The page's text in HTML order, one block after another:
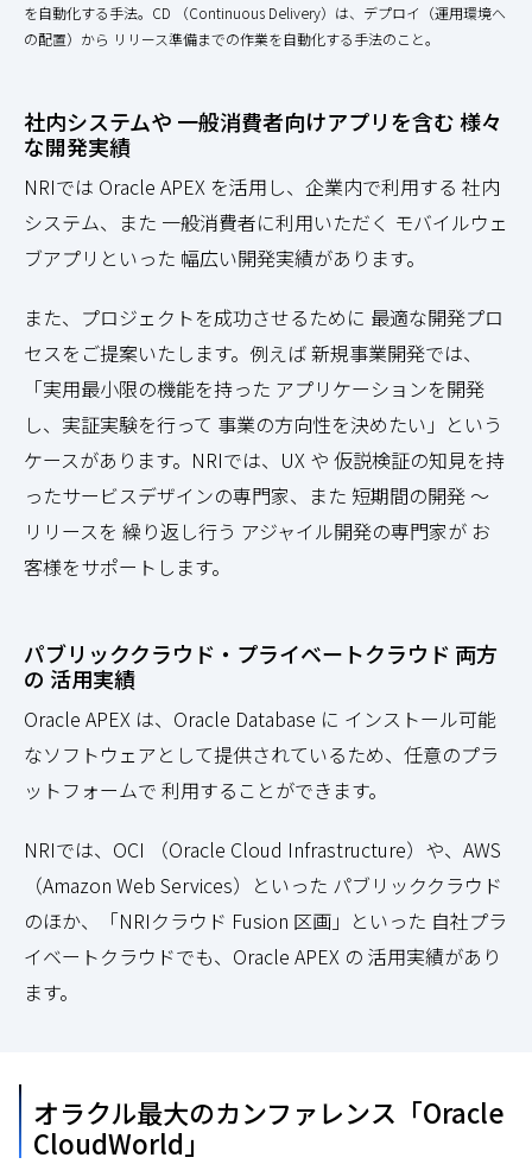
を自動化する手法。CD （Continuous Delivery）は、デプロイ（運用環境へ
の配置）から リリース準備までの作業を自動化する手法のこと。
社内システムや 一般消費者向けアプリを含む 様々
な開発実績
NRIでは Oracle APEX を活用し、企業内で利用する 社内
システム、また 一般消費者に利用いただく モバイルウェ
ブアプリといった 幅広い開発実績があります。
また、プロジェクトを成功させるために 最適な開発プロ
セスをご提案いたします。例えば 新規事業開発では、
「実用最小限の機能を持った アプリケーションを開発
し、実証実験を行って 事業の方向性を決めたい」という
ケースがあります。NRIでは、UX や 仮説検証の知見を持
ったサービスデザインの専門家、また 短期間の開発 ～
リリースを 繰り返し行う アジャイル開発の専門家が お
客様をサポートします。
パブリッククラウド・プライベートクラウド 両方
の 活用実績
Oracle APEX は、Oracle Database に インストール可能
なソフトウェアとして提供されているため、任意のプラ
ットフォームで 利用することができます。
NRIでは、OCI （Oracle Cloud Infrastructure）や、AWS
（Amazon Web Services）といった パブリッククラウド
のほか、「NRIクラウド Fusion 区画」といった 自社プラ
イベートクラウドでも、Oracle APEX の 活用実績があり
ます。
オラクル最大のカンファレンス「Oracle
CloudWorld」